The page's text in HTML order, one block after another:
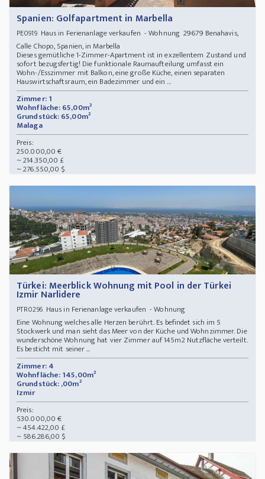
Spanien: Golfapartment in Marbella
PE0919Haus in Ferienanlage verkaufen - Wohnung 29679 Benahavis,
Calle Chopo, Spanien, in Marbella
Dieses gemütliche 1-Zimmer-Apartment ist in exzellentem Zustand und
sofort bezugsfertig! Die funktionale Raumaufteilung umfasst ein
Wohn-/Esszimmer mit Balkon, eine große Küche, einen separaten
Hauswirtschaftsraum, ein Badezimmer und ein ...
Zimmer: 1
Wohnfläche: 65,00m²
Grundstück: 65,00m²
Malaga
Preis:
250.000,00 €
~ 214.350,00 £
~ 276.550,00 $
Türkei: Meerblick Wohnung mit Pool in der Türkei
Izmir Narlidere
PTR0296Haus in Ferienanlage verkaufen - Wohnung
Eine Wohnung welches alle Herzen berührt. Es befindet sich im 5
Stockwerk und man sieht das Meer von der Küche und Wohnzimmer. Die
wunderschöne Wohnung hat vier Zimmer auf 145m2 Nutzfläche verteilt.
Es besticht mit seiner ...
Zimmer: 4
Wohnfläche: 145,00m²
Grundstück: ,00m²
Izmir
Preis:
530.000,00 €
~ 454.422,00 £
~ 586.286,00 $